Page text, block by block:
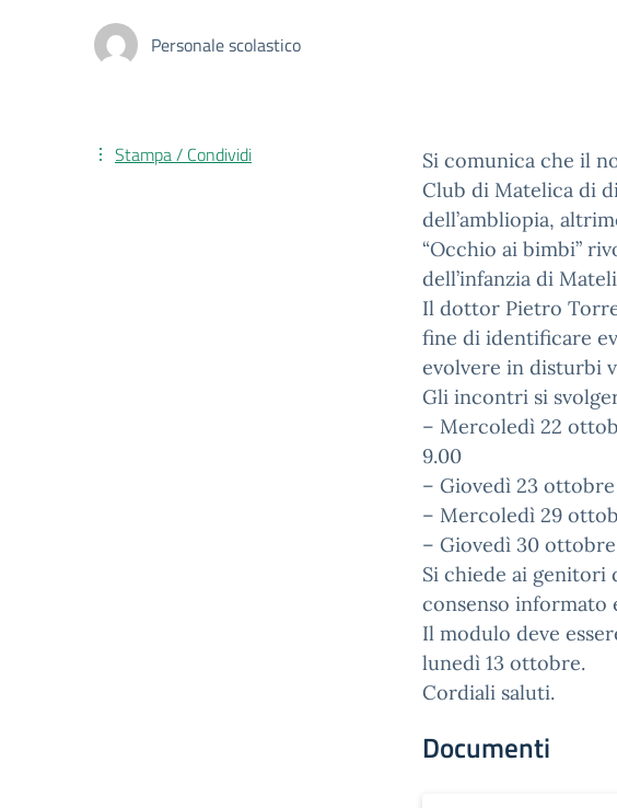
Personale scolastico
Si comunica che il
Club di Matelica di
dell’ambliopia,
“Occhio ai bimbi”
dell’infanzia di
Il dottor Pietro
fine di identificare
evolvere in disturbi
Gli incontri si
– Mercoledì 22
9.00
– Giovedì 23
– Mercoledì 29
– Giovedì 30
Si chiede ai genitori
consenso informato
Il modulo deve
lunedì 13 ottobre.
Cordiali saluti.
Documenti
Stampa / Condividi